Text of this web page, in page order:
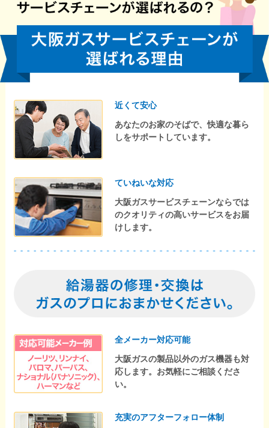
近くて安心
あなたのお家のそばで、快適な暮ら
しをサポートしています。
ていねいな対応
大阪ガスサービスチェーンならでは
のクオリティの高いサービスをお届
けします。
全メーカー対応可能
大阪ガスの製品以外のガス機器も対
応します。お気軽にご相談くださ
い。
充実のアフターフォロー体制